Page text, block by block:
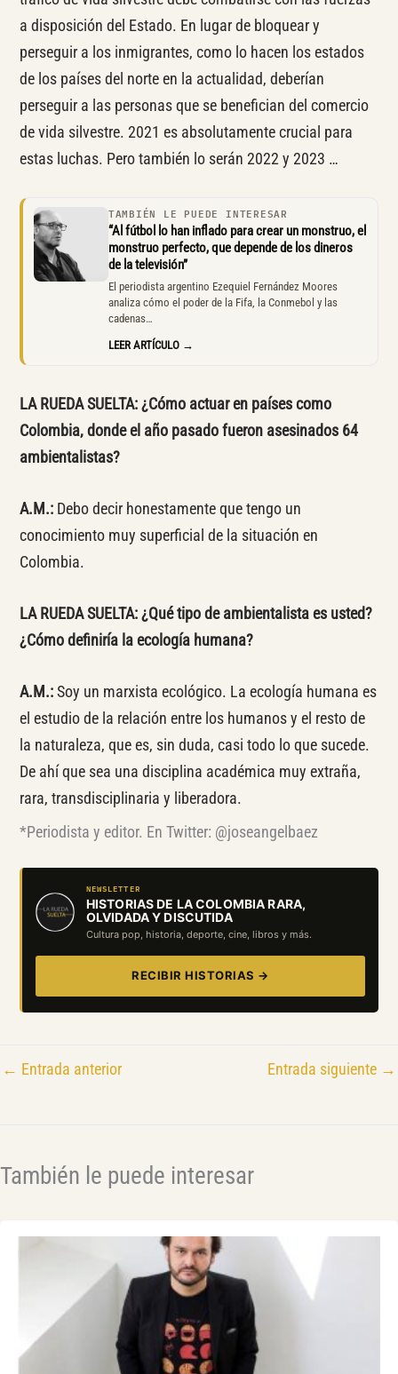
a disposición del Estado. En lugar de bloquear y
perseguir a los inmigrantes, como lo hacen los estados
de los países del norte en la actualidad, deberían
perseguir a las personas que se benefician del comercio
de vida silvestre. 2021 es absolutamente crucial para
estas luchas. Pero también lo serán 2022 y 2023 …
TAMBIÉN LE PUEDE INTERESAR
“Al fútbol lo han inflado para crear un monstruo, el
monstruo perfecto, que depende de los dineros
de la televisión”
El periodista argentino Ezequiel Fernández Moores
analiza cómo el poder de la Fifa, la Conmebol y las
cadenas…
LEER ARTÍCULO →
LA RUEDA SUELTA: ¿Cómo actuar en países como
Colombia, donde el año pasado fueron asesinados 64
ambientalistas?
A.M.:Debo decir honestamente que tengo un
conocimiento muy superficial de la situación en
Colombia.
LA RUEDA SUELTA: ¿Qué tipo de ambientalista es usted?
¿Cómo definiría la ecología humana?
A.M.:Soy un marxista ecológico. La ecología humana es
el estudio de la relación entre los humanos y el resto de
la naturaleza, que es, sin duda, casi todo lo que sucede.
De ahí que sea una disciplina académica muy extraña,
rara, transdisciplinaria y liberadora.
*Periodista y editor. En Twitter: @joseangelbaez
NEWSLETTER
HISTORIAS DE LA COLOMBIA RARA,
OLVIDADA Y DISCUTIDA
Cultura pop, historia, deporte, cine, libros y más.
RECIBIR HISTORIAS →
← Entrada anterior Entrada siguiente →
También le puede interesar